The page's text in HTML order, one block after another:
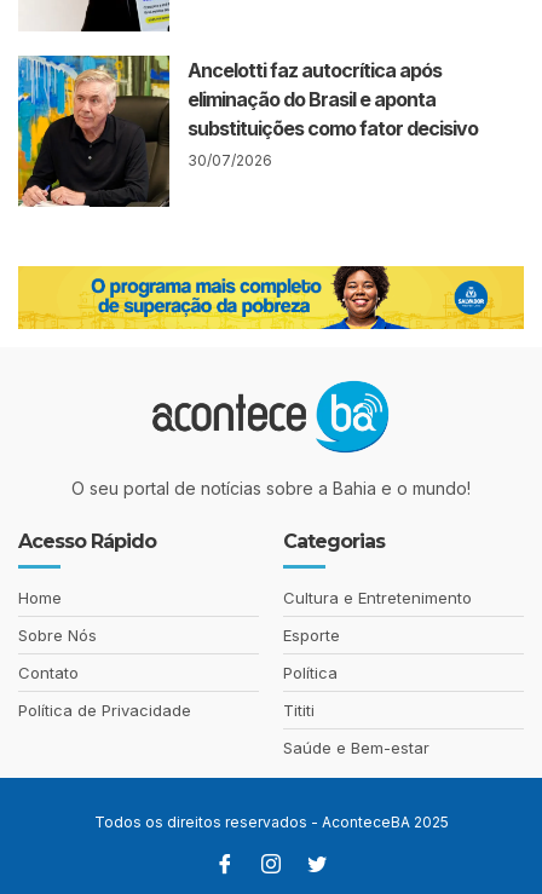
Ancelotti faz autocrítica após
eliminação do Brasil e aponta
substituições como fator decisivo
30/07/2026
O seu portal de notícias sobre a Bahia e o mundo!
Acesso Rápido
Home
Sobre Nós
Contato
Política de Privacidade
Categorias
Cultura e Entretenimento
Esporte
Política
Tititi
Saúde e Bem-estar
Todos os direitos reservados - AconteceBA 2025